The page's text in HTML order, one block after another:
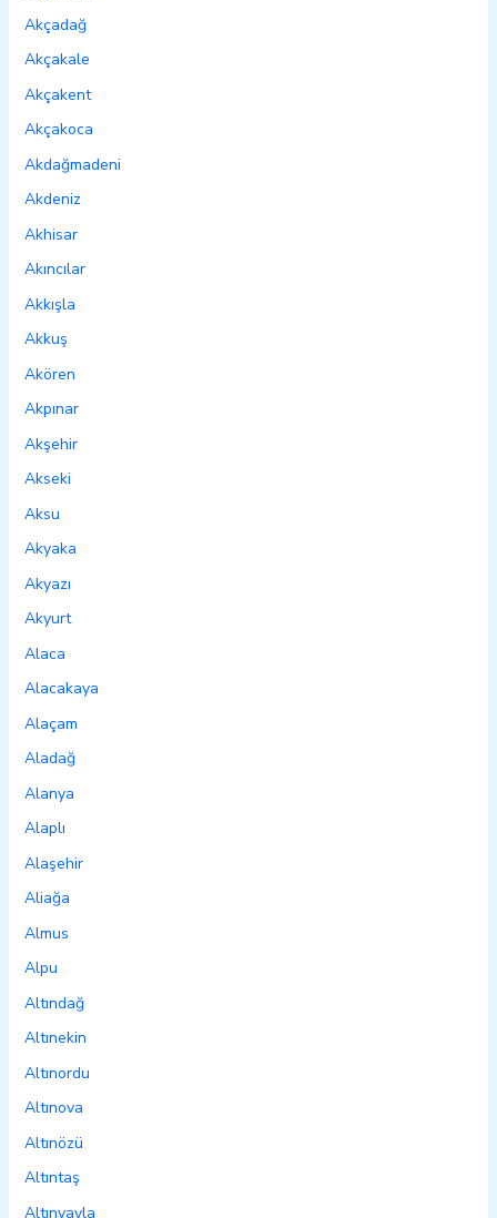
Akçadağ
Akçakale
Akçakent
Akçakoca
Akdağmadeni
Akdeniz
Akhisar
Akıncılar
Akkışla
Akkuş
Akören
Akpınar
Akşehir
Akseki
Aksu
Akyaka
Akyazı
Akyurt
Alaca
Alacakaya
Alaçam
Aladağ
Alanya
Alaplı
Alaşehir
Aliağa
Almus
Alpu
Altındağ
Altınekin
Altınordu
Altınova
Altınözü
Altıntaş
Altınyayla